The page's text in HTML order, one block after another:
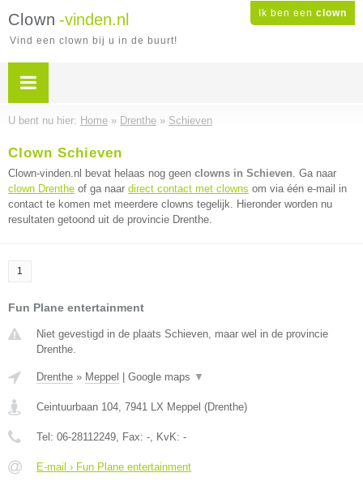
Ik ben een clown
Clown -vinden.nl
Vind een clown bij u in de buurt!
U bent nu hier: Home » Drenthe » Schieven
Clown Schieven
Clown-vinden.nl bevat helaas nog geen clowns in Schieven. Ga naar
clown Drenthe of ga naar direct contact met clowns om via één e-mail in
contact te komen met meerdere clowns tegelijk. Hieronder worden nu
resultaten getoond uit de provincie Drenthe.
1
Fun Plane entertainment
Niet gevestigd in de plaats Schieven, maar wel in de provincie
Drenthe.
Drenthe » Meppel Google maps ▼
Ceintuurbaan 104, 7941 LX Meppel (Drenthe)
Tel: 06-28112249, Fax: -, KvK: -
E-mail › Fun Plane entertainment